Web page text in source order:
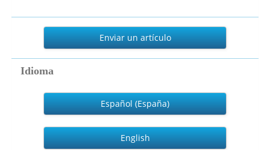
Enviar
artículo
Enviar un artículo
Idioma
Español (España)
English